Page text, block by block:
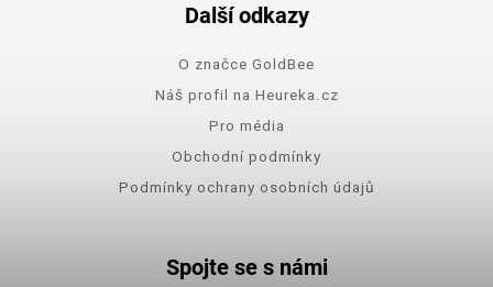
Další odkazy
O značce GoldBee
Náš profil na Heureka.cz
Pro média
Obchodní podmínky
Podmínky ochrany osobních údajů
Spojte se s námi